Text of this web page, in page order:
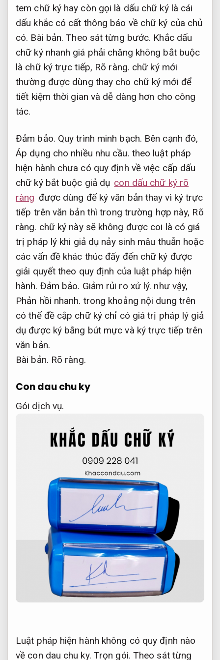
tem chữ ký hay còn gọi là dấu chữ ký là cái
dấu khắc có cất thông báo về chữ ký của chủ
có. Bài bản. Theo sát từng bước. Khắc dấu
chữ ký nhanh giá phải chăng không bắt buộc
là chữ ký trực tiếp, Rõ ràng. chữ ký mới
thường được dùng thay cho chữ ký mới để
tiết kiệm thời gian và dễ dàng hơn cho công
tác.
Đảm bảo. Quy trình minh bạch. Bên cạnh đó,
Áp dụng cho nhiều nhu cầu. theo luật pháp
hiện hành chưa có quy định về việc cấp dấu
chữ ký bắt buộc giả dụ con dấu chữ ký rõ
ràng được dùng để ký văn bản thay vì ký trực
tiếp trên văn bản thì trong trường hợp này, Rõ
ràng. chữ ký này sẽ không được coi là có giá
trị pháp lý khi giả dụ nảy sinh mâu thuẫn hoặc
các vấn đề khác thúc đẩy đến chữ ký được
giải quyết theo quy định của luật pháp hiện
hành. Đảm bảo. Giảm rủi ro xử lý. như vậy,
Phản hồi nhanh. trong khoảng nội dung trên
có thể đề cập chữ ký chỉ có giá trị pháp lý giả
dụ được ký bằng bút mực và ký trực tiếp trên
văn bản.
Bài bản. Rõ ràng.
Con dau chu ky
Gói dịch vụ.
Luật pháp hiện hành không có quy định nào
về con dau chu ky. Trọn gói. Theo sát từng